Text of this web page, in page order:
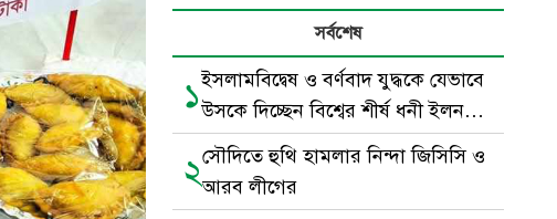
সর্বশেষ
১ইসলামবিদ্বেষ ও বর্ণবাদ যুদ্ধকে যেভাবে
উসকে দিচ্ছেন বিশ্বের শীর্ষ ধনী ইলন
মাস্ক
২সৌদিতে হুথি হামলার নিন্দা জিসিসি ও
আরব লীগের